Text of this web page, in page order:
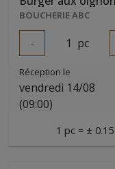
BOUCHERIE ABC
- 1 pc
Réception le
vendredi 14/08
(09:00)
1 pc = ±